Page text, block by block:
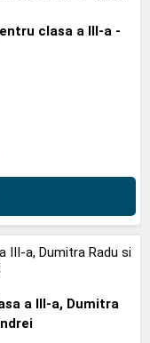
clasa a III-a -
a III-a, Dumitra